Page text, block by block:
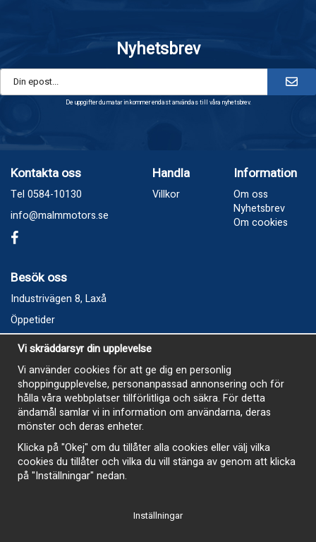
Nyhetsbrev
De uppgifter du matar in kommer endast användas till våra nyhetsbrev.
Kontakta oss
Tel 0584-10130
info@malmmotors.se
Handla
Villkor
Information
Om oss
Nyhetsbrev
Om cookies
Besök oss
Industrivägen 8, Laxå
Öppetider
Vecka 32
Måndag kl 9-12, kl 13 - 15
Onsdag kl 9-12, kl 13 - 15
Tisdag, Tordag och Fredag stängt
E-Handelsbutiken är öppen och paket skickas hela
sommaren
Vi skräddarsyr din upplevelse
Vi använder cookies för att ge dig en personlig
shoppingupplevelse, personanpassad annonsering och för
hålla våra webbplatser tillförlitliga och säkra. För detta
ändamål samlar vi in information om användarna, deras
mönster och deras enheter.
Klicka på "Okej" om du tillåter alla cookies eller välj vilka
cookies du tillåter och vilka du vill stänga av genom att klicka
på "Inställningar" nedan.
Inställningar